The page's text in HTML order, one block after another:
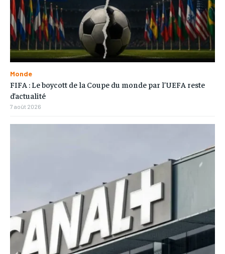
Monde
FIFA : Le boycott de la Coupe du monde par l’UEFA reste
d’actualité
7 août 2026